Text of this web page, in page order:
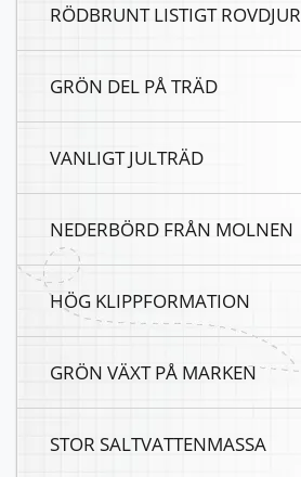
RÖDBRUNT LISTIGT ROVDJUR
GRÖN DEL PÅ TRÄD
VANLIGT JULTRÄD
NEDERBÖRD FRÅN MOLNEN
HÖG KLIPPFORMATION
GRÖN VÄXT PÅ MARKEN
STOR SALTVATTENMASSA